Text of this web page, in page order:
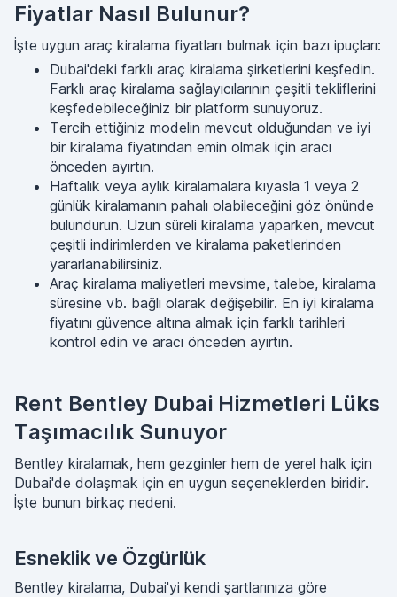
Fiyatlar Nasıl Bulunur?
İşte uygun araç kiralama fiyatları bulmak için bazı ipuçları:
Dubai'deki farklı araç kiralama şirketlerini keşfedin.
Farklı araç kiralama sağlayıcılarının çeşitli tekliflerini
keşfedebileceğiniz bir platform sunuyoruz.
Tercih ettiğiniz modelin mevcut olduğundan ve iyi
bir kiralama fiyatından emin olmak için aracı
önceden ayırtın.
Haftalık veya aylık kiralamalara kıyasla 1 veya 2
günlük kiralamanın pahalı olabileceğini göz önünde
bulundurun. Uzun süreli kiralama yaparken, mevcut
çeşitli indirimlerden ve kiralama paketlerinden
yararlanabilirsiniz.
Araç kiralama maliyetleri mevsime, talebe, kiralama
süresine vb. bağlı olarak değişebilir. En iyi kiralama
fiyatını güvence altına almak için farklı tarihleri
kontrol edin ve aracı önceden ayırtın.
Rent Bentley Dubai Hizmetleri Lüks
Taşımacılık Sunuyor
Bentley kiralamak, hem gezginler hem de yerel halk için
Dubai'de dolaşmak için en uygun seçeneklerden biridir.
İşte bunun birkaç nedeni.
Esneklik ve Özgürlük
Bentley kiralama, Dubai'yi kendi şartlarınıza göre